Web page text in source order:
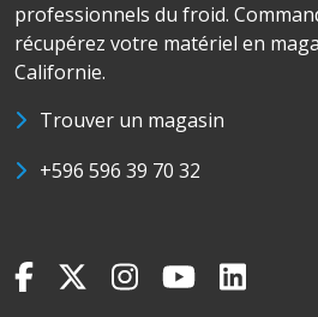
professionnels du froid.
récupérez votre matériel en
Californie.
Trouver un magasin
+596 596 39 70 32